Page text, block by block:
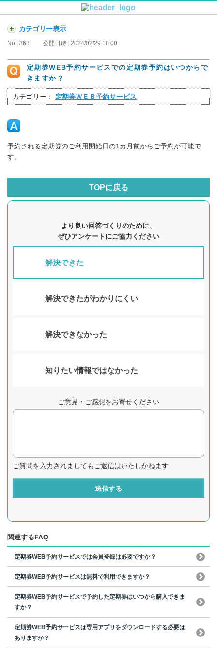
カテゴリー表示
No : 363 公開日時 : 2024/02/29 10:00
定期券WEB予約サービスでの定期券予約はいつからで
きますか？
カテゴリー： 定期券ＷＥＢ予約サービス
予約される定期券のご利用開始日の1カ月前からご予約が可能で
す。
TOPに戻る
より良い回答づくりのために、
ぜひアンケートにご協力ください
解決できた
解決できたがわかりにくい
解決できなかった
知りたい情報ではなかった
ご意見・ご感想をお寄せください
ご質問を入力されましてもご返信はいたしかねます
送信する
関連するFAQ
定期券WEB予約サービスでは会員登録は必要ですか？
定期券WEB予約サービスは無料で利用できますか？
定期券WEB予約サービスで予約した定期券はいつから購入できま
すか？
定期券WEB予約サービスは専用アプリをダウンロードする必要は
ありますか？